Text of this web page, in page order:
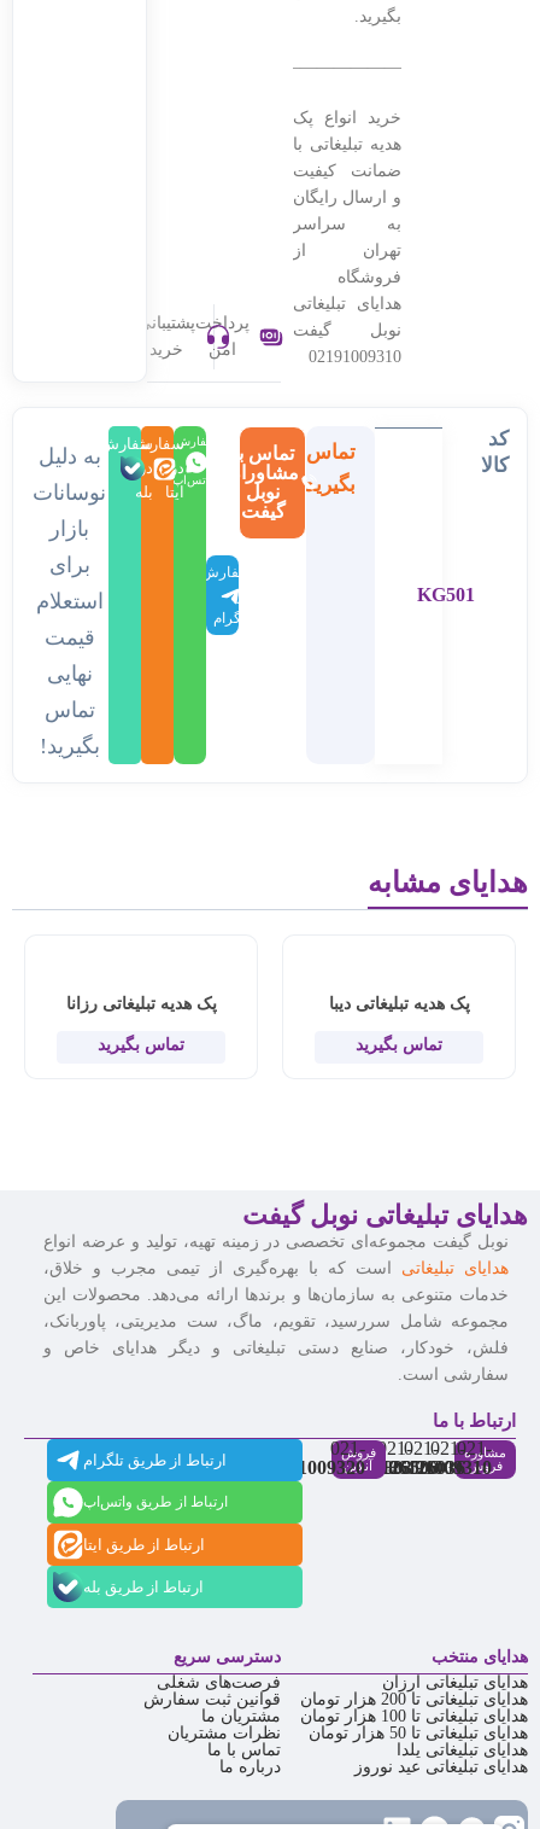
بگیرید.
———————————————–
خرید انواع پک
هدیه تبلیغاتی با
ضمانت کیفیت
و ارسال رایگان
به سراسر
تهران از
فروشگاه
هدایای تبلیغاتی
نوبل گیفت
02191009310
پرداخت
امن
پشتیبانی
خرید
کد
کالا
KG501
تماس
بگیرید
تماس با
مشاوران
نوبل
گیفت
سفارش
در
تلگرام
سفارش
در
واتس‌اپ
سفارش
در
ایتا
سفارش
در
بله
به دلیل
نوسانات
بازار
برای
استعلام
قیمت
نهایی
تماس
بگیرید!
هدایای مشابه
پک هدیه تبلیغاتی دیبا
تماس بگیرید
پک هدیه تبلیغاتی رزانا
تماس بگیرید
هدایای تبلیغاتی نوبل گیفت
نوبل گیفت مجموعه‌ای تخصصی در زمینه تهیه، تولید و عرضه انواع
هدایای تبلیغاتی است که با بهره‌گیری از تیمی مجرب و خلاق،
خدمات متنوعی به سازمان‌ها و برندها ارائه می‌دهد. محصولات این
مجموعه شامل سررسید، تقویم، ماگ، ست مدیریتی، پاوربانک،
فلش، خودکار، صنایع دستی تبلیغاتی و دیگر هدایای خاص و
سفارشی است.
ارتباط با ما
مشاوره
فروش
021-
91009310
021-
86126036
021-
86126506
021-
88537803
فروش
آنلاین
021-
91009320
ارتباط از طریق تلگرام
ارتباط از طریق واتس‌اپ
ارتباط از طریق ایتا
ارتباط از طریق بله
هدایای منتخب
هدایای تبلیغاتی ارزان
هدایای تبلیغاتی تا 200 هزار تومان
هدایای تبلیغاتی تا 100 هزار تومان
هدایای تبلیغاتی تا 50 هزار تومان
هدایای تبلیغاتی یلدا
هدایای تبلیغاتی عید نوروز
دسترسی سریع
فرصت‌های شغلی
قوانین ثبت سفارش
مشتریان ما
نظرات مشتریان
تماس با ما
درباره ما